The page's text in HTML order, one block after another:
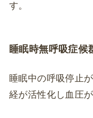
す。
睡眠時無呼吸症候
睡眠中の呼吸停止
経が活性化し血圧